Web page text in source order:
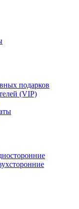
подарков
(VIP)